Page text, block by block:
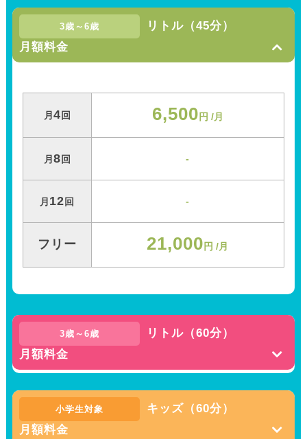
3歳～6歳
リトル（45分）
月額料金
月 4回 6,500 円 /月
月 8回 -
月 12回 -
フリー 21,000 円 /月
3歳～6歳
リトル（60分）
月額料金
小学生対象
キッズ（60分）
月額料金